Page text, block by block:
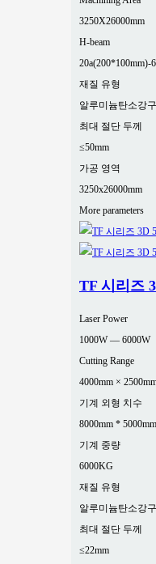
3250X26000mm
H-beam
20a(200*100mm)-
재질 유형
알루미늄탄소강
최대 절단 두께
≤50mm
가공 영역
3250x26000mm
More parameters
TF 시리즈
Laser Power
1000W — 6000W
Cutting Range
4000mm ×
기계 외형 치수
8000mm *
기계 중량
6000KG
재질 유형
알루미늄탄소강
최대 절단 두께
≤22mm